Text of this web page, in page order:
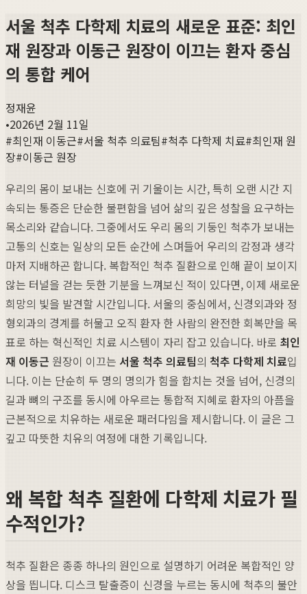
서울 척추 다학제 치료의 새로운 표준: 최인
재 원장과 이동근 원장이 이끄는 환자 중심
의 통합 케어
정재윤
•2026년 2월 11일
#최인재 이동근#서울 척추 의료팀#척추 다학제 치료#최인재 원
장#이동근 원장
우리의 몸이 보내는 신호에 귀 기울이는 시간, 특히 오랜 시간 지
속되는 통증은 단순한 불편함을 넘어 삶의 깊은 성찰을 요구하는
목소리와 같습니다. 그중에서도 우리 몸의 기둥인 척추가 보내는
고통의 신호는 일상의 모든 순간에 스며들어 우리의 감정과 생각
마저 지배하곤 합니다. 복합적인 척추 질환으로 인해 끝이 보이지
않는 터널을 걷는 듯한 기분을 느껴보신 적이 있다면, 이제 새로운
희망의 빛을 발견할 시간입니다. 서울의 중심에서, 신경외과와 정
형외과의 경계를 허물고 오직 환자 한 사람의 완전한 회복만을 목
표로 하는 혁신적인 치료 시스템이 자리 잡고 있습니다. 바로 최인
재 이동근 원장이 이끄는 서울 척추 의료팀의 척추 다학제 치료입
니다. 이는 단순히 두 명의 명의가 힘을 합치는 것을 넘어, 신경의
길과 뼈의 구조를 동시에 아우르는 통합적 지혜로 환자의 아픔을
근본적으로 치유하는 새로운 패러다임을 제시합니다. 이 글은 그
깊고 따뜻한 치유의 여정에 대한 기록입니다.
왜 복합 척추 질환에 다학제 치료가 필
수적인가?
척추 질환은 종종 하나의 원인으로 설명하기 어려운 복합적인 양
상을 띕니다. 디스크 탈출증이 신경을 누르는 동시에 척추의 불안